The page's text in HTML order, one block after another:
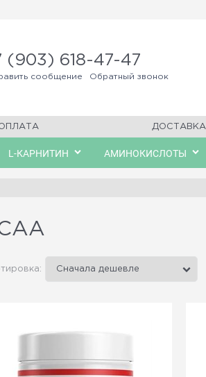
(903) 618-47-47
сообщение Обратный звонок
ДОСТАВКА
L-КАРНИТИН АМИНОКИСЛОТЫ